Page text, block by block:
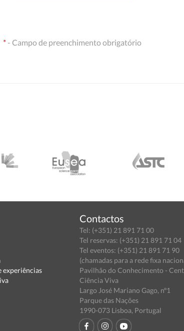
*- Campo de preenchimento obrigatório
experiências
Contactos
Tel: (+351) 21 891 71 00
Tel reservas: (+351) 21 891 71 04
Tel eventos: (+351) 21 891 71 90
(chamadas para a rede fixa
Pavilhão do Conhecimento -
Ciência Viva
Largo José Mariano Gago, nº1
Parque das Nações
1990-073 Lisboa, Portugal